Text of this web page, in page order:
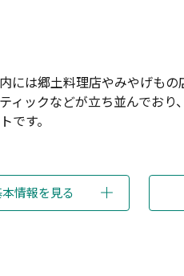
には郷土料理店やみやげも
ィックなどが立ち並んでお
です。
情報を見る